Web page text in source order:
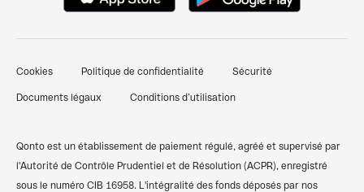
Pré-comptabilité simplifiée
Financements et prêts
Compte pro auto-entrepreneur
Comparer les banques pro
Qonto vs Shine
Nous contacter
Témoignages clients
Finpal - Notre communauté finance
Recommander Qonto
Plan du site
Cookies Politique de confidentialité Sécurité
Documents légaux Conditions d’utilisation
Qonto est un établissement de paiement régulé, agréé et supervisé par
l'Autorité de Contrôle Prudentiel et de Résolution (ACPR), enregistré
sous le numéro CIB 16958. L'intégralité des fonds déposés par nos